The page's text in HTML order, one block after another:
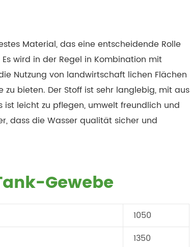
Material, das eine entscheidende Rolle
wird in der Regel in Kombination mit
Nutzung von landwirtschaft lichen Flächen
bieten. Der Stoff ist sehr langlebig, mit aus
ist leicht zu pflegen, umwelt freundlich und
dass die Wasser qualität sicher und
Gewebe
1050
1350